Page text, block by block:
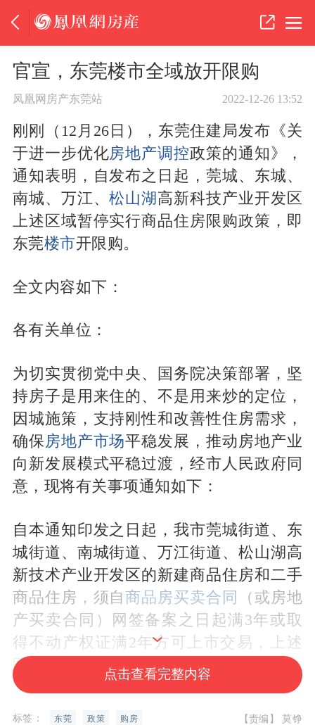
官宣，东莞楼市全域放开限购
凤凰网房产东莞站 2022-12-26 13:52
刚刚（12月26日），东莞住建局发布《关
于进一步优化房地产调控政策的通知》，
通知表明，自发布之日起，莞城、东城、
南城、万江、松山湖 高新科技产业开发区
上述区域暂停实行商品住房限购政策，即
东莞楼市开限购。
全文内容如下：
各有关单位：
为切实贯彻党中央、国务院决策部署，坚
持房子是用来住的、不是用来炒的定位，
因城施策，支持刚性和改善性住房需求，
确保房地产市场平稳发展，推动房地产业
向新发展模式平稳过渡，经市人民政府同
意，现将有关事项通知如下：
自本通知印发之日起，我市莞城街道、东
城街道、南城街道、万江街道、松山湖高
新技术产业开发区的新建商品住房和二手
商品住房，须自商品房买卖合同
（或房地
产买卖合同）网签备案之日起满3年或取
得不动产权证满2年方可上市交易，上述
区域暂停实行商品住房限购政策。
我市其他区域的新建商品住房须自商品房
点击查看完整内容
标签： 东莞 政策 购房 【责编】 莫铮